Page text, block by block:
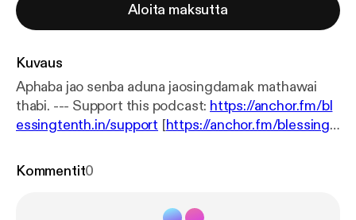
Aloita maksutta
Kuvaus
Aphaba jao senba aduna jaosingdamak mathawai
thabi. --- Support this podcast: https://anchor.fm/bl
essingtenth.in/support [https://anchor.fm/blessingt
Kommentit0